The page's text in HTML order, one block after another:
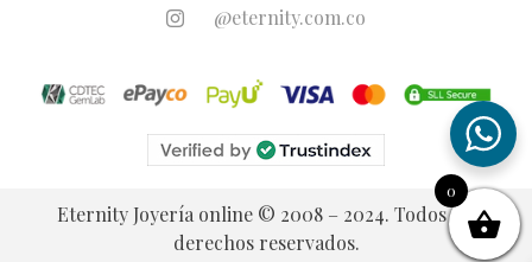
@eternity.com.co
Eternity Joyería online © 2008 – 2024. Todos los
derechos reservados.
0